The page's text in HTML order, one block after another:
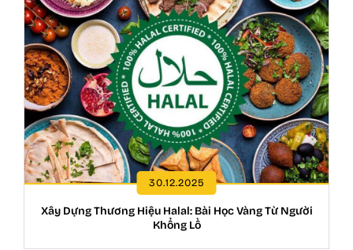
30.12.2025
Xây Dựng Thương Hiệu Halal: Bài Học Vàng Từ Người
Khổng Lồ